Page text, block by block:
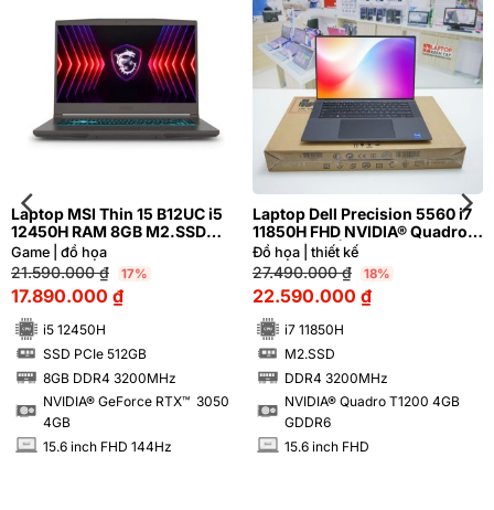
Laptop MSI Thin 15 B12UC i5
12450H RAM 8GB M2.SSD
512GB FHD 144Hz NVIDIA®
GeForce RTX™ 3050 4GB
Game | đồ họa
21.590.000₫ 17%
17.890.000 ₫
i5 12450H
SSD SSD PCIe 512GB
8GB DDR4 3200MHz
NVIDIA® GeForce RTX™ 3050
4GB
INCH 15.6 inch FHD 144Hz
Laptop Dell Precision 5560 i7
11850H FHD NVIDIA® Quadro
T1200 4GB | Hàng xách tay
99%
Đồ họa | thiết kế
27.490.000₫ 18%
22.590.000 ₫
i7 11850H
SSD M2.SSD
DDR4 3200MHz
NVIDIA® Quadro T1200 4GB
GDDR6
INCH 15.6 inch FHD